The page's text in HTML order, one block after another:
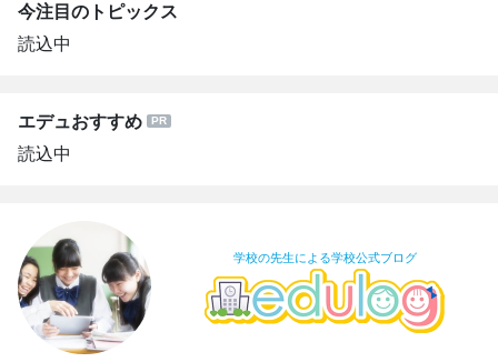
今注目のトピックス
読込中
エデュおすすめ
読込中
学校の先生による学校公式ブログ